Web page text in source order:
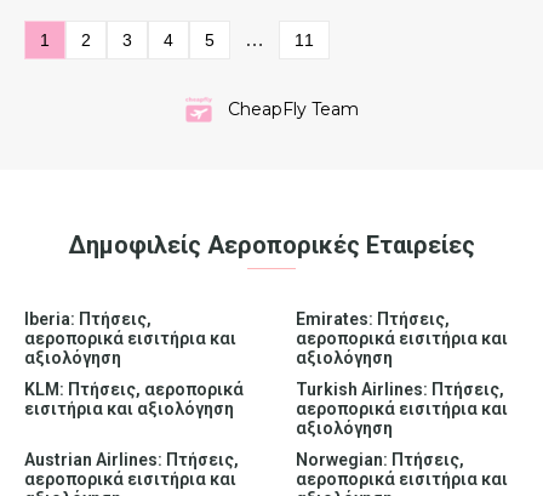
1 2 3 4 5 … 11
CheapFly Team
Δημοφιλείς Αεροπορικές Εταιρείες
Iberia: Πτήσεις,
αεροπορικά εισιτήρια και
αξιολόγηση
Emirates: Πτήσεις,
αεροπορικά εισιτήρια και
αξιολόγηση
KLM: Πτήσεις, αεροπορικά
εισιτήρια και αξιολόγηση
Turkish Airlines: Πτήσεις,
αεροπορικά εισιτήρια και
αξιολόγηση
Austrian Airlines: Πτήσεις,
αεροπορικά εισιτήρια και
Norwegian: Πτήσεις,
αεροπορικά εισιτήρια και